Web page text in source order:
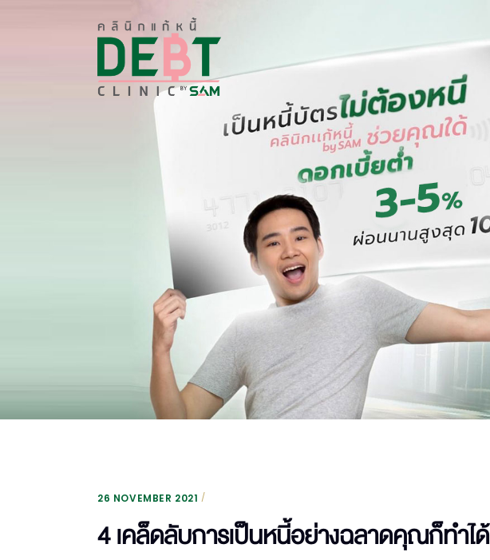
26 NOVEMBER 2021
4 เคล็ดลับการเป็นหนี้อย่างฉลาดคุณก็ทำได้